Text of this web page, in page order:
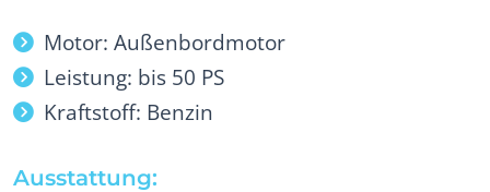
Motor: Außenbordmotor
Leistung: bis 50 PS
Kraftstoff: Benzin
Ausstattung: